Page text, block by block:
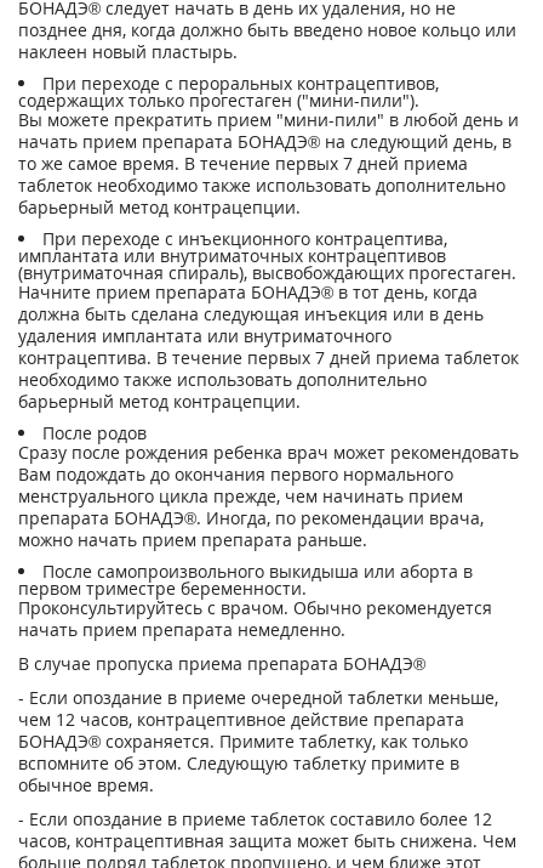
БОНАДЭ® следует начать в день их удаления, но не
позднее дня, когда должно быть введено новое кольцо или
наклеен новый пластырь.
При переходе с пероральных контрацептивов,
содержащих только прогестаген ("мини-пили").
Вы можете прекратить прием "мини-пили" в любой день и
начать прием препарата БОНАДЭ® на следующий день, в
то же самое время. В течение первых 7 дней приема
таблеток необходимо также использовать дополнительно
барьерный метод контрацепции.
При переходе с инъекционного контрацептива,
имплантата или внутриматочных контрацептивов
(внутриматочная спираль), высвобождающих прогестаген.
Начните прием препарата БОНАДЭ® в тот день, когда
должна быть сделана следующая инъекция или в день
удаления имплантата или внутриматочного
контрацептива. В течение первых 7 дней приема таблеток
необходимо также использовать дополнительно
барьерный метод контрацепции.
После родов
Сразу после рождения ребенка врач может рекомендовать
Вам подождать до окончания первого нормального
менструального цикла прежде, чем начинать прием
препарата БОНАДЭ®. Иногда, по рекомендации врача,
можно начать прием препарата раньше.
После самопроизвольного выкидыша или аборта в
первом триместре беременности.
Проконсультируйтесь с врачом. Обычно рекомендуется
начать прием препарата немедленно.
В случае пропуска приема препарата БОНАДЭ®
- Если опоздание в приеме очередной таблетки меньше,
чем 12 часов, контрацептивное действие препарата
БОНАДЭ® сохраняется. Примите таблетку, как только
вспомните об этом. Следующую таблетку примите в
обычное время.
- Если опоздание в приеме таблеток составило более 12
часов, контрацептивная защита может быть снижена. Чем
больше подряд таблеток пропущено, и чем ближе этот